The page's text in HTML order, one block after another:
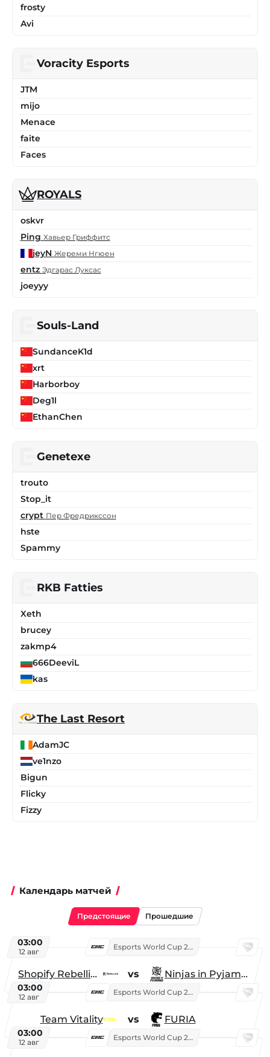
frosty
Avi
Voracity Esports
JTM
mijo
Menace
faite
Faces
ROYALS
oskvr
Ping Хавьер Гриффитс
jeyN Жереми Нгюен
entz Эдгарас Луксас
joeyyy
Souls-Land
SundanceK1d
xrt
Harborboy
Deg1l
EthanChen
Genetexe
trouto
Stop_it
crypt Пер Фредрикссон
hste
Spammy
RKB Fatties
Xeth
brucey
zakmp4
666DeeviL
kas
The Last Resort
AdamJC
ve1nzo
Bigun
Flicky
Fizzy
Календарь матчей
Предстоящие Прошедшие
03:00
12 авг
Esports World Cup 2026
Shopify Rebellion vs Ninjas in Pyjamas
03:00
12 авг
Esports World Cup 2026
Team Vitality vs FURIA
03:00
12 авг
Esports World Cup 2026